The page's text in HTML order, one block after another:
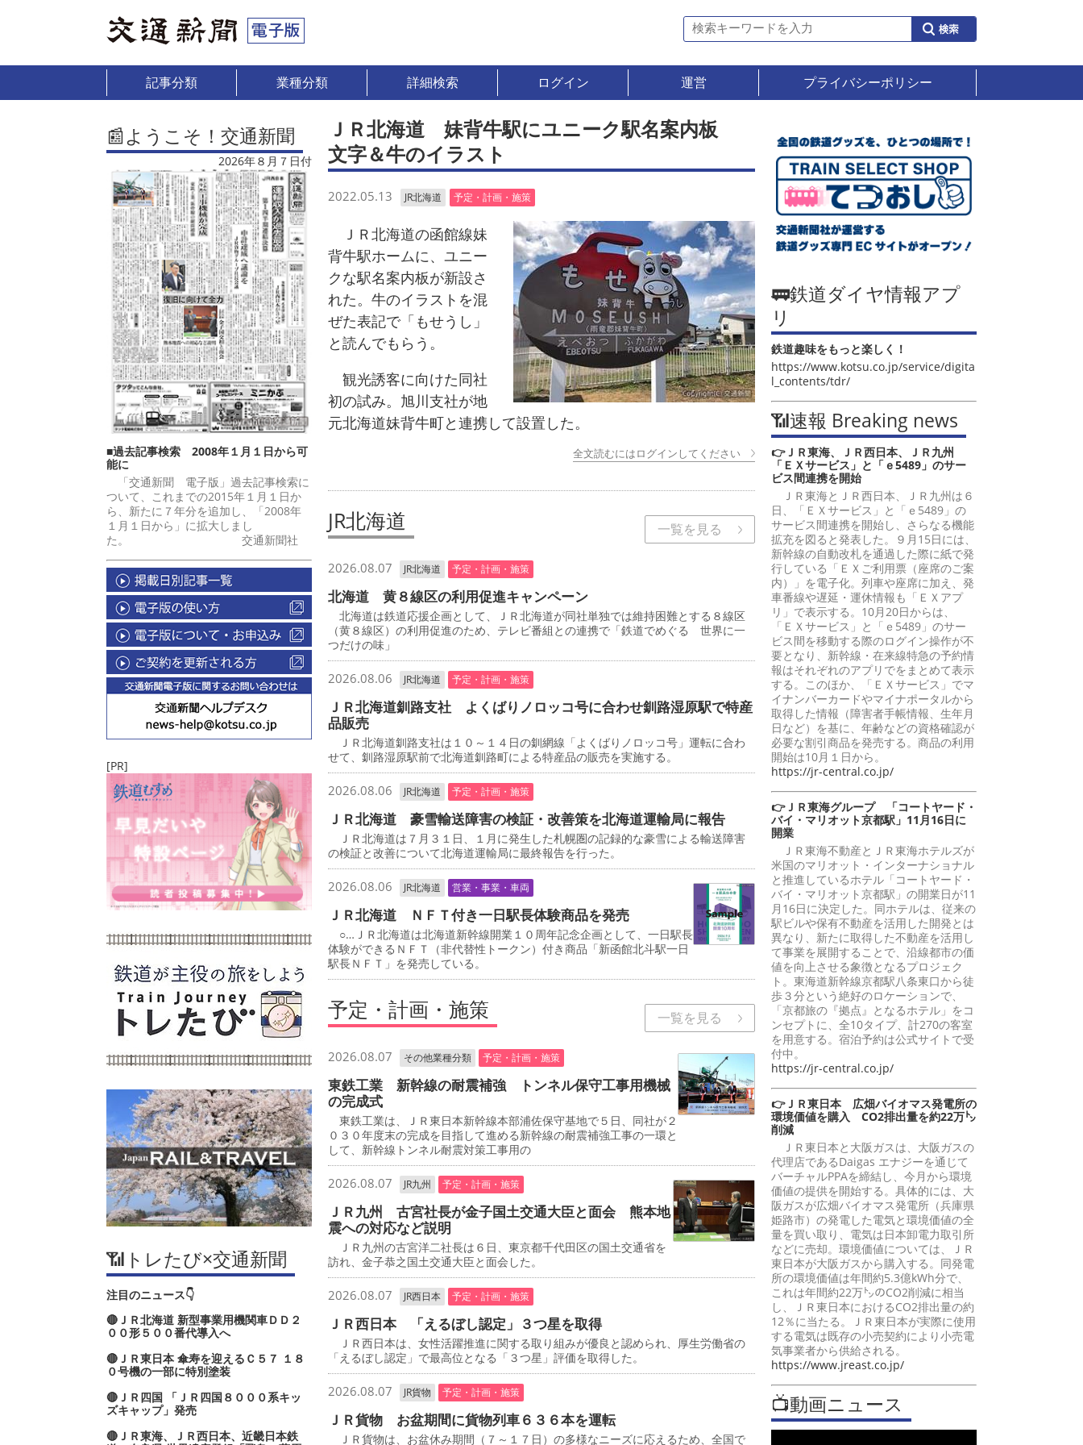
記事分類 業種分類 詳細検索 ログイン 運営 プライバシーポリシー
📰ようこそ！交通新聞
2026年８月７日付
■過去記事検索 2008年１月１日から可
能に
「交通新聞 電子版」過去記事検索に
ついて、これまでの2015年１月１日か
ら、新たに７年分を追加し、「2008年
１月１日から」に拡大しまし
た。 交通新聞社
[PR]
📶トレたび×交通新聞
注目のニュース👇
🔴ＪＲ北海道 新型事業用機関車ＤＤ２
００形５００番代導入へ
🔴ＪＲ東日本 傘寿を迎えるＣ５７ １８
０号機の一部に特別塗装
🔴ＪＲ四国 「ＪＲ四国８０００系キッ
ズキャップ」発売
🔴ＪＲ東海、ＪＲ西日本、近畿日本鉄
ＪＲ北海道 妹背牛駅にユニーク駅名案内板
文字＆牛のイラスト
2022.05.13 JR北海道 予定・計画・施策
ＪＲ北海道の函館線妹
背牛駅ホームに、ユニー
クな駅名案内板が新設さ
れた。牛のイラストを混
ぜた表記で「もせうし」
と読んでもらう。
観光誘客に向けた同社
初の試み。旭川支社が地
元北海道妹背牛町と連携して設置した。
全文読むにはログインしてください
JR北海道 一覧を見る
2026.08.07 JR北海道 予定・計画・施策
北海道 黄８線区の利用促進キャンペーン
北海道は鉄道応援企画として、ＪＲ北海道が同社単独では維持困難とする８線区
（黄８線区）の利用促進のため、テレビ番組との連携で「鉄道でめぐる 世界に一
つだけの味」
2026.08.06 JR北海道 予定・計画・施策
ＪＲ北海道釧路支社 よくばりノロッコ号に合わせ釧路湿原駅で特産
品販売
ＪＲ北海道釧路支社は１０～１４日の釧網線「よくばりノロッコ号」運転に合わ
せて、釧路湿原駅前で北海道釧路町による特産品の販売を実施する。
2026.08.06 JR北海道 予定・計画・施策
ＪＲ北海道 豪雪輸送障害の検証・改善策を北海道運輸局に報告
ＪＲ北海道は７月３１日、１月に発生した札幌圏の記録的な豪雪による輸送障害
の検証と改善について北海道運輸局に最終報告を行った。
2026.08.06 JR北海道 営業・事業・車両
ＪＲ北海道 ＮＦＴ付き一日駅長体験商品を発売
○…ＪＲ北海道は北海道新幹線開業１０周年記念企画として、一日駅長
体験ができるＮＦＴ（非代替性トークン）付き商品「新函館北斗駅一日
駅長ＮＦＴ」を発売している。
予定・計画・施策 一覧を見る
2026.08.07 その他業種分類 予定・計画・施策
東鉄工業 新幹線の耐震補強 トンネル保守工事用機械
の完成式
東鉄工業は、ＪＲ東日本新幹線本部浦佐保守基地で５日、同社が２
０３０年度末の完成を目指して進める新幹線の耐震補強工事の一環と
して、新幹線トンネル耐震対策工事用の
2026.08.07 JR九州 予定・計画・施策
ＪＲ九州 古宮社長が金子国土交通大臣と面会 熊本地
震への対応など説明
ＪＲ九州の古宮洋二社長は６日、東京都千代田区の国土交通省を
訪れ、金子恭之国土交通大臣と面会した。
2026.08.07 JR西日本 予定・計画・施策
ＪＲ西日本 「えるぼし認定」３つ星を取得
ＪＲ西日本は、女性活躍推進に関する取り組みが優良と認められ、厚生労働省の
「えるぼし認定」で最高位となる「３つ星」評価を取得した。
2026.08.07 JR貨物 予定・計画・施策
ＪＲ貨物 お盆期間に貨物列車６３６本を運転
ＪＲ貨物は、お盆休み期間（７～１７日）の多様なニーズに応えるため、全国で
🚃鉄道ダイヤ情報アプ
リ
鉄道趣味をもっと楽しく！
https://www.kotsu.co.jp/service/digita
l_contents/tdr/
📶速報 Breaking news
👉ＪＲ東海、ＪＲ西日本、ＪＲ九州
「ＥＸサービス」と「ｅ5489」のサー
ビス間連携を開始
ＪＲ東海とＪＲ西日本、ＪＲ九州は６
日、「ＥＸサービス」と「ｅ5489」の
サービス間連携を開始し、さらなる機能
拡充を図ると発表した。９月15日には、
新幹線の自動改札を通過した際に紙で発
行している「ＥＸご利用票（座席のご案
内）」を電子化。列車や座席に加え、発
車番線や遅延・運休情報も「ＥＸアプ
リ」で表示する。10月20日からは、
「ＥＸサービス」と「ｅ5489」のサー
ビス間を移動する際のログイン操作が不
要となり、新幹線・在来線特急の予約情
報はそれぞれのアプリでをまとめて表示
する。このほか、「ＥＸサービス」でマ
イナンバーカードやマイナポータルから
取得した情報（障害者手帳情報、生年月
日など）を基に、年齢などの資格確認が
必要な割引商品を発売する。商品の利用
開始は10月１日から。
https://jr-central.co.jp/
👉ＪＲ東海グループ 「コートヤード・
バイ・マリオット京都駅」11月16日に
開業
ＪＲ東海不動産とＪＲ東海ホテルズが
米国のマリオット・インターナショナル
と推進しているホテル「コートヤード・
バイ・マリオット京都駅」の開業日が11
月16日に決定した。同ホテルは、従来の
駅ビルや保有不動産を活用した開発とは
異なり、新たに取得した不動産を活用し
て事業を展開することで、沿線都市の価
値を向上させる象徴となるプロジェク
ト。東海道新幹線京都駅八条東口から徒
歩３分という絶好のロケーションで、
「京都旅の『拠点』となるホテル」をコ
ンセプトに、全10タイプ、計270の客室
を用意する。宿泊予約は公式サイトで受
付中。
https://jr-central.co.jp/
👉ＪＲ東日本 広畑バイオマス発電所の
環境価値を購入 CO2排出量を約22万㌧
削減
ＪＲ東日本と大阪ガスは、大阪ガスの
代理店であるDaigas エナジーを通じて
バーチャルPPAを締結し、今月から環境
価値の提供を開始する。具体的には、大
阪ガスが広畑バイオマス発電所（兵庫県
姫路市）の発電した電気と環境価値の全
量を買い取り、電気は日本卸電力取引所
などに売却。環境価値については、ＪＲ
東日本が大阪ガスから購入する。同発電
所の環境価値は年間約5.3億kWh分で、
これは年間約22万㌧のCO2削減に相当
し、ＪＲ東日本におけるCO2排出量の約
12％に当たる。ＪＲ東日本が実際に使用
する電気は既存の小売契約により小売電
気事業者から供給される。
https://www.jreast.co.jp/
📺動画ニュース